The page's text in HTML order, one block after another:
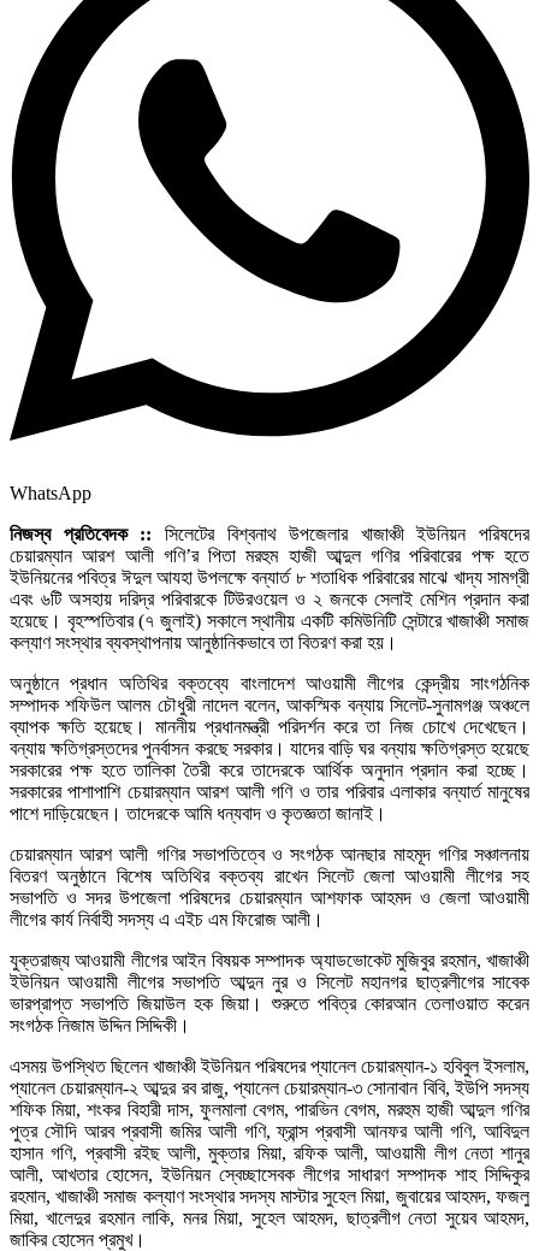
WhatsApp
নিজস্ব প্রতিবেদক :: সিলেটের বিশ্বনাথ উপজেলার খাজাঞ্চী ইউনিয়ন পরিষদের
চেয়ারম্যান আরশ আলী গণি’র পিতা মরহুম হাজী আব্দুল গণির পরিবারের পক্ষ হতে
ইউনিয়নের পবিত্র ঈদুল আযহা উপলক্ষে বন্যার্ত ৮ শতাধিক পরিবারের মাঝে খাদ্য সামগ্রী
এবং ৬টি অসহায় দরিদ্র পরিবারকে টিউরওয়েল ও ২ জনকে সেলাই মেশিন প্রদান করা
হয়েছে। বৃহস্পতিবার (৭ জুলাই) সকালে স্থানীয় একটি কমিউনিটি সেন্টারে খাজাঞ্চী সমাজ
কল্যাণ সংস্থার ব্যবস্থাপনায় আনুষ্ঠানিকভাবে তা বিতরণ করা হয়।
অনুষ্ঠানে প্রধান অতিথির বক্তব্যে বাংলাদেশ আওয়ামী লীগের কেন্দ্রীয় সাংগঠনিক
সম্পাদক শফিউল আলম চৌধুরী নাদেল বলেন, আকস্মিক বন্যায় সিলেট-সুনামগঞ্জ অঞ্চলে
ব্যাপক ক্ষতি হয়েছে। মাননীয় প্রধানমন্ত্রী পরিদর্শন করে তা নিজ চোখে দেখেছেন।
বন্যায় ক্ষতিগ্রস্তদের পুনর্বাসন করছে সরকার। যাদের বাড়ি ঘর বন্যায় ক্ষতিগ্রস্ত হয়েছে
সরকারের পক্ষ হতে তালিকা তৈরী করে তাদেরকে আর্থিক অনুদান প্রদান করা হচ্ছে।
সরকারের পাশাপাশি চেয়ারম্যান আরশ আলী গণি ও তার পরিবার এলাকার বন্যার্ত মানুষের
পাশে দাড়িয়েছেন। তাদেরকে আমি ধন্যবাদ ও কৃতজ্ঞতা জানাই।
চেয়ারম্যান আরশ আলী গণির সভাপতিত্বে ও সংগঠক আনছার মাহমূদ গণির সঞ্চালনায়
বিতরণ অনুষ্ঠানে বিশেষ অতিথির বক্তব্য রাখেন সিলেট জেলা আওয়ামী লীগের সহ
সভাপতি ও সদর উপজেলা পরিষদের চেয়ারম্যান আশফাক আহমদ ও জেলা আওয়ামী
লীগের কার্য নির্বাহী সদস্য এ এইচ এম ফিরোজ আলী।
যুক্তরাজ্য আওয়ামী লীগের আইন বিষয়ক সম্পাদক অ্যাডভোকেট মুজিবুর রহমান, খাজাঞ্চী
ইউনিয়ন আওয়ামী লীগের সভাপতি আব্দুন নুর ও সিলেট মহানগর ছাত্রলীগের সাবেক
ভারপ্রাপ্ত সভাপতি জিয়াউল হক জিয়া। শুরুতে পবিত্র কোরআন তেলাওয়াত করেন
সংগঠক নিজাম উদ্দিন সিদ্দিকী।
এসময় উপস্থিত ছিলেন খাজাঞ্চী ইউনিয়ন পরিষদের প্যানেল চেয়ারম্যান-১ হবিবুল ইসলাম,
প্যানেল চেয়ারম্যান-২ আব্দুর রব রাজু, প্যানেল চেয়ারম্যান-৩ সোনাবান বিবি, ইউপি সদস্য
শফিক মিয়া, শংকর বিহারী দাস, ফুলমালা বেগম, পারভিন বেগম, মরহুম হাজী আব্দুল গণির
পুত্র সৌদি আরব প্রবাসী জমির আলী গণি, ফ্রান্স প্রবাসী আনফর আলী গণি, আবিদুল
হাসান গণি, প্রবাসী রইছ আলী, মুক্তার মিয়া, রফিক আলী, আওয়ামী লীগ নেতা শানুর
আলী, আখতার হোসেন, ইউনিয়ন স্বেচ্ছাসেবক লীগের সাধারণ সম্পাদক শাহ সিদ্দিকুর
রহমান, খাজাঞ্চী সমাজ কল্যাণ সংস্থার সদস্য মাস্টার সুহেল মিয়া, জুবায়ের আহমদ, ফজলু
মিয়া, খালেদুর রহমান লাকি, মনর মিয়া, সুহেল আহমদ, ছাত্রলীগ নেতা সুয়েব আহমদ,
জাকির হোসেন প্রমুখ।